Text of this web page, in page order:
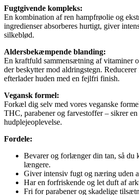
Fugtgivende kompleks:
En kombination af ren hampfrøolie og
ingredienser absorberes hurtigt, giver
silkeblød.
Aldersbekæmpende blanding:
En kraftfuld sammensætning af vitaminer
der beskytter mod aldringstegn.
efterlader huden med en fejlfri finish.
Vegansk formel:
Forkæl dig selv med vores veganske
THC, parabener og farvestoffer – sikrer
hudplejeoplevelse.
Fordele:
Bevarer og forlænger din tan, så du
længere.
Giver intensiv fugt og næring uden
Har en forfriskende og let duft af
Fri for parabener og skadelige